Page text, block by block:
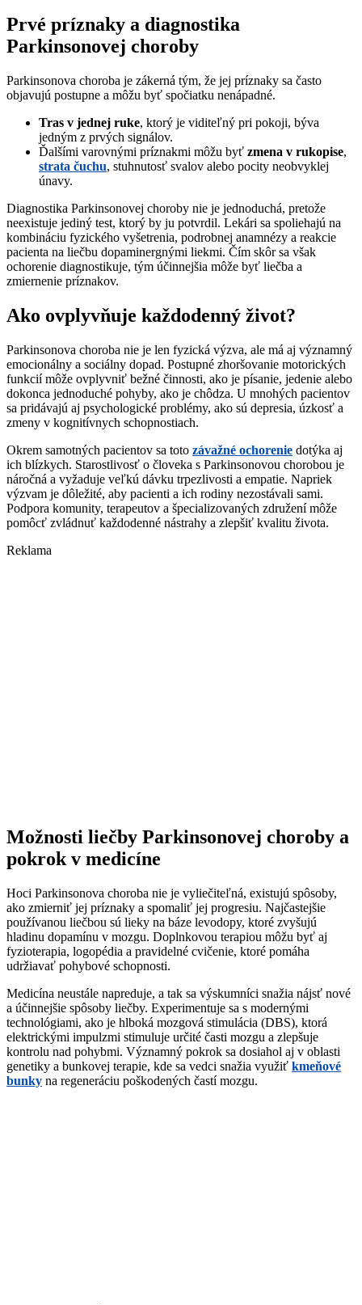
Prvé príznaky a diagnostika
Parkinsonovej choroby
Parkinsonova choroba je zákerná tým, že jej príznaky sa často
objavujú postupne a môžu byť spočiatku nenápadné.
Tras v jednej ruke, ktorý je viditeľný pri pokoji, býva
jedným z prvých signálov.
Ďalšími varovnými príznakmi môžu byť zmena v rukopise,
strata čuchu, stuhnutosť svalov alebo pocity neobvyklej
únavy.
Diagnostika Parkinsonovej choroby nie je jednoduchá, pretože
neexistuje jediný test, ktorý by ju potvrdil. Lekári sa spoliehajú na
kombináciu fyzického vyšetrenia, podrobnej anamnézy a reakcie
pacienta na liečbu dopaminergnými liekmi. Čím skôr sa však
ochorenie diagnostikuje, tým účinnejšia môže byť liečba a
zmiernenie príznakov.
Ako ovplyvňuje každodenný život?
Parkinsonova choroba nie je len fyzická výzva, ale má aj významný
emocionálny a sociálny dopad. Postupné zhoršovanie motorických
funkcií môže ovplyvniť bežné činnosti, ako je písanie, jedenie alebo
dokonca jednoduché pohyby, ako je chôdza. U mnohých pacientov
sa pridávajú aj psychologické problémy, ako sú depresia, úzkosť a
zmeny v kognitívnych schopnostiach.
Okrem samotných pacientov sa toto závažné ochorenie dotýka aj
ich blízkych. Starostlivosť o človeka s Parkinsonovou chorobou je
náročná a vyžaduje veľkú dávku trpezlivosti a empatie. Napriek
výzvam je dôležité, aby pacienti a ich rodiny nezostávali sami.
Podpora komunity, terapeutov a špecializovaných združení môže
pomôcť zvládnuť každodenné nástrahy a zlepšiť kvalitu života.
Reklama
Možnosti liečby Parkinsonovej choroby a
pokrok v medicíne
Hoci Parkinsonova choroba nie je vyliečiteľná, existujú spôsoby,
ako zmierniť jej príznaky a spomaliť jej progresiu. Najčastejšie
používanou liečbou sú lieky na báze levodopy, ktoré zvyšujú
hladinu dopamínu v mozgu. Doplnkovou terapiou môžu byť aj
fyzioterapia, logopédia a pravidelné cvičenie, ktoré pomáha
udržiavať pohybové schopnosti.
Medicína neustále napreduje, a tak sa výskumníci snažia nájsť nové
a účinnejšie spôsoby liečby. Experimentuje sa s modernými
technológiami, ako je hlboká mozgová stimulácia (DBS), ktorá
elektrickými impulzmi stimuluje určité časti mozgu a zlepšuje
kontrolu nad pohybmi. Významný pokrok sa dosiahol aj v oblasti
genetiky a bunkovej terapie, kde sa vedci snažia využiť kmeňové
bunky na regeneráciu poškodených častí mozgu.